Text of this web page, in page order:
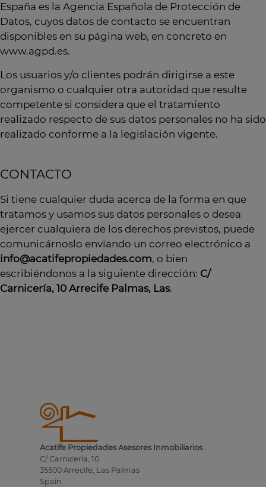
España es la Agencia Española de Protección de
Datos, cuyos datos de contacto se encuentran
disponibles en su página web, en concreto en
www.agpd.es.
Los usuarios y/o clientes podrán dirigirse a este
organismo o cualquier otra autoridad que resulte
competente si considera que el tratamiento
realizado respecto de sus datos personales no ha sido
realizado conforme a la legislación vigente.
CONTACTO
Si tiene cualquier duda acerca de la forma en que
tratamos y usamos sus datos personales o desea
ejercer cualquiera de los derechos previstos, puede
comunicárnoslo enviando un correo electrónico a
info@acatifepropiedades.com, o bien
escribiéndonos a la siguiente dirección: C/
Carnicería, 10 Arrecife Palmas, Las.
Acatife Propiedades Asesores Inmobiliarios
C/ Carnicería, 10
35500 Arrecife, Las Palmas
Spain